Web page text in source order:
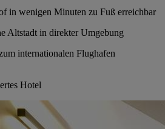
in wenigen Minuten zu Fuß erreichbar
Altstadt in direkter Umgebung
internationalen Flughafen
Hotel